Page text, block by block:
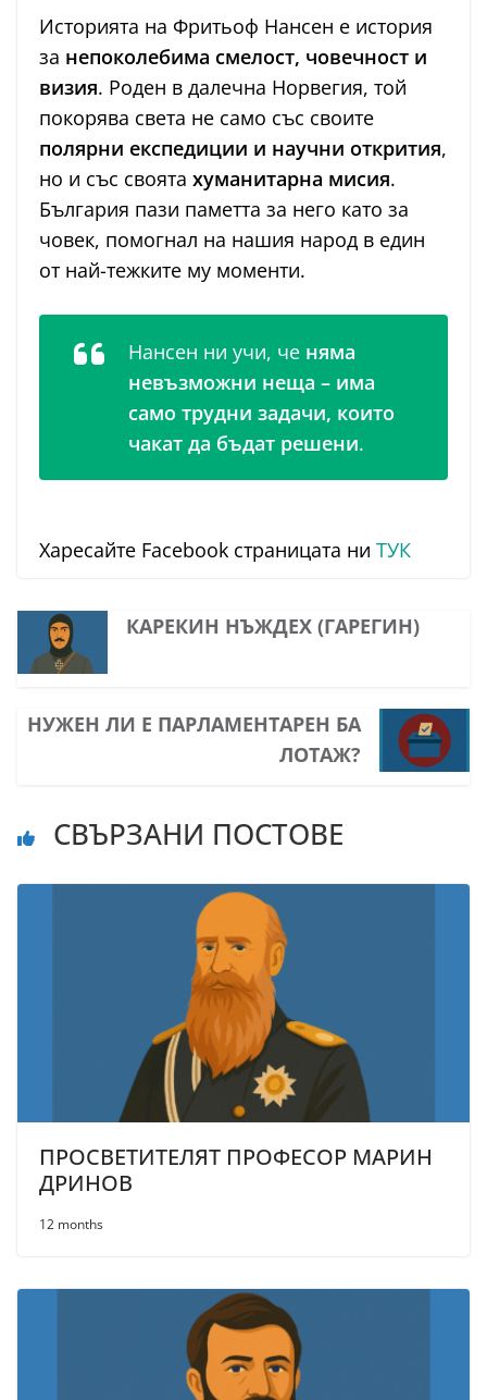
Историята на Фритьоф Нансен е история
за непоколебима смелост, човечност и
визия. Роден в далечна Норвегия, той
покорява света не само със своите
полярни експедиции и научни открития,
но и със своята хуманитарна мисия.
България пази паметта за него като за
човек, помогнал на нашия народ в един
от най-тежките му моменти.
Нансен ни учи, че няма
невъзможни неща – има
само трудни задачи, които
чакат да бъдат решени.
Харесайте Facebook страницата ни ТУК
КАРЕКИН НЪЖДЕХ (ГАРЕГИН)
НУЖЕН ЛИ Е ПАРЛАМЕНТАРЕН БА
ЛОТАЖ?
СВЪРЗАНИ ПОСТОВЕ
ПРОСВЕТИТЕЛЯТ ПРОФЕСОР МАРИН
ДРИНОВ
12 months